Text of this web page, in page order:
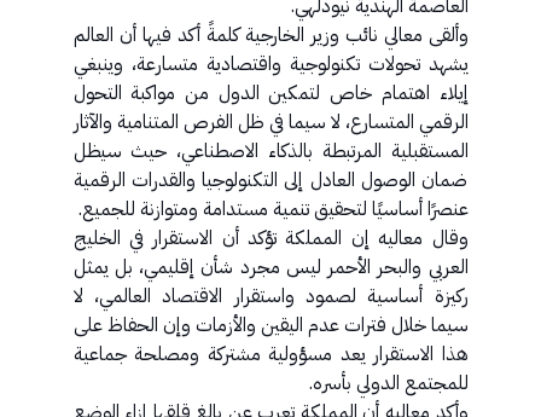
وألقى معالي نائب وزير الخارجية كلمةً أكد فيها أن العالم
يشهد تحولات تكنولوجية واقتصادية متسارعة، وينبغي
إيلاء اهتمام خاص لتمكين الدول من مواكبة التحول
الرقمي المتسارع، لا سيما في ظل الفرص المتنامية والآثار
المستقبلية المرتبطة بالذكاء الاصطناعي، حيث سيظل
ضمان الوصول العادل إلى التكنولوجيا والقدرات الرقمية
عنصرًا أساسيًا لتحقيق تنمية مستدامة ومتوازنة للجميع.
وقال معاليه إن المملكة تؤكد أن الاستقرار في الخليج
العربي والبحر الأحمر ليس مجرد شأن إقليمي، بل يمثل
ركيزة أساسية لصمود واستقرار الاقتصاد العالمي، لا
سيما خلال فترات عدم اليقين والأزمات وإن الحفاظ على
هذا الاستقرار يعد مسؤولية مشتركة ومصلحة جماعية
للمجتمع الدولي بأسره.